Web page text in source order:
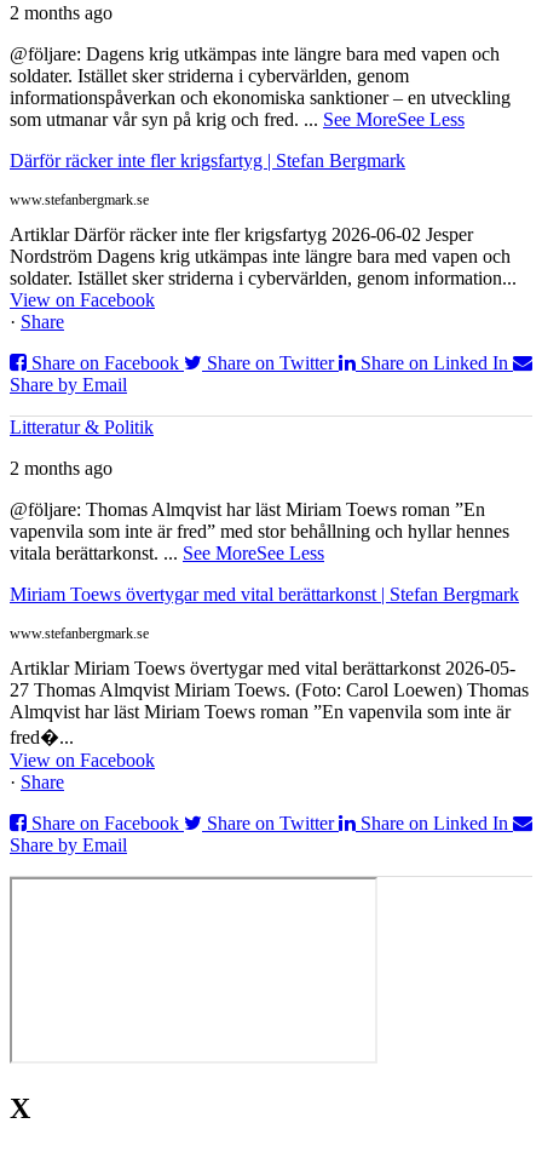
2 months ago
@följare: Dagens krig utkämpas inte längre bara med vapen och
soldater. Istället sker striderna i cybervärlden, genom
informationspåverkan och ekonomiska sanktioner – en utveckling
som utmanar vår syn på krig och fred. ... See MoreSee Less
Därför räcker inte fler krigsfartyg | Stefan Bergmark
www.stefanbergmark.se
Artiklar Därför räcker inte fler krigsfartyg 2026-06-02 Jesper
Nordström Dagens krig utkämpas inte längre bara med vapen och
soldater. Istället sker striderna i cybervärlden, genom information...
View on Facebook
· Share
Share on Facebook
Share on Twitter
Share on Linked In
Share by Email
Litteratur & Politik
2 months ago
@följare: Thomas Almqvist har läst Miriam Toews roman ”En
vapenvila som inte är fred” med stor behållning och hyllar hennes
vitala berättarkonst. ... See MoreSee Less
Miriam Toews övertygar med vital berättarkonst | Stefan Bergmark
www.stefanbergmark.se
Artiklar Miriam Toews övertygar med vital berättarkonst 2026-05-
27 Thomas Almqvist Miriam Toews. (Foto: Carol Loewen) Thomas
Almqvist har läst Miriam Toews roman ”En vapenvila som inte är
fred�...
View on Facebook
· Share
Share on Facebook
Share on Twitter
Share on Linked In
Share by Email
X